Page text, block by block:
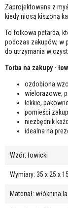
Zaprojektowana z
kiedy niosą kiszoną
To folkowa petarda,
podczas zakupów, w
do utrzymania w
Torba na zakupy -
ozdobiona
wielorazowe,
lekkie,
pomieści
niezbędnik
idealna na
Wzór: łowicki
Wymiary: 35 x 25 x
Materiał: włóknina